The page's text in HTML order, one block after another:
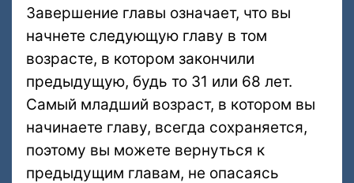
Завершение главы означает, что вы
начнете следующую главу в том
возрасте, в котором закончили
предыдущую, будь то 31 или 68 лет.
Самый младший возраст, в котором вы
начинаете главу, всегда сохраняется,
поэтому вы можете вернуться к
предыдущим главам, не опасаясь